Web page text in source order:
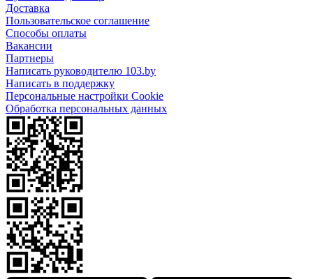
Доставка
Пользовательское соглашение
Способы оплаты
Вакансии
Партнеры
Написать руководителю 103.by
Написать в поддержку
Персональные настройки Cookie
Обработка персональных данных